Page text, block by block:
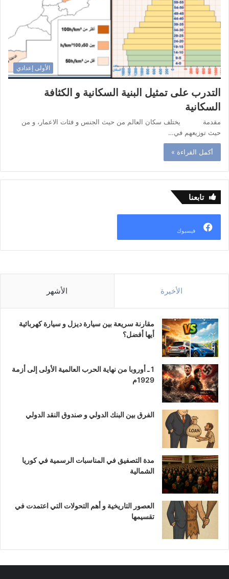
الأولى إعدادي
التدرب على تمثيل البنية السكانية و الكثافة
السكانية
مقدمة يختلف سكان العالم من حيث الجنس و فئات الاعمار، و من
حيث توزيعهم في…
أكمل القراءة »
تابعنا
فيسبوك
الأخيرة الأشهر
مقارنة سريعة بين سيارة ديزل و سيارة كهربائية
أيها أفضل؟
1 ـ أوروبا من نهاية الحرب العالمية الأولى إلى أزمة
1929م
الفرق بين البنك الدولي و صندوق النقد الدولي
مدة التصفيق في المناسبات الرسمية في كوريا
الشمالية
العصور التاريخية و أهم التحولات التي اعتمدت في
تقسيمها